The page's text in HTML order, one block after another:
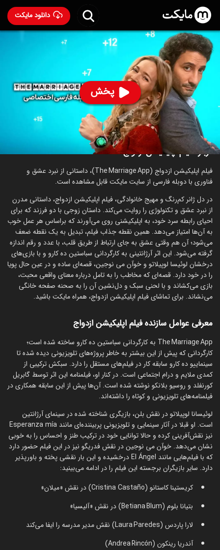
دانلود مایکت
پخش
فیلم اپلیکیشن ازدواج با دوبله فارسی
- The Marriage App
2022
۱۴۱ 62% ۵.۵
ساخت آرژانتین سال 2022
رده سنی ۱۸+
کمدی
عاشقانه
درباره فیلم اپلیکیشن ازدواج
فیلم اپلیکیشن ازدواج (The Marriage App)، داستانی از نبرد عشق و
فناوری با دوبله فارسی از سایت مایکت قابل مشاهده است.
در دل ژانر کم‌رنگ و مهیج خانوادگی، فیلم اپلیکیشن ازدواج، داستانی مدرن
از نبرد عشق و تکنولوژی را روایت می‌کند. داستان زوجی با دو فرزند که برای
احیای رابطه سرد خود، به اپلیکیشنی روی می‌آورند که براساس هر عمل خوب
به آن‌ها امتیاز می‌دهد. همین نقطه جذاب فیلم، تبدیل به یک نقطه ضعف
می‌شود؛ آن هم وقتی عشق به جای ارتباط از طریق قلب، با عدد و رقم اندازه
گرفته می‌شود. این اثر آرژانتینی به کارگردانی سباستین ده کارو و با بازی‌های
درخشان لوئیسا لوپیلاتو و خوآن می نوجین، قصه‌ای ساده و در عین حال پویا
را در خود دارد. قصه‌ای که مخاطب را به تامل درباره معنای واقعی محبت،
بازی می‌کشاند و با لحنی سبک و دل‌نشین آن را به صحنه صفحه خانگی
می‌نشاند. برای تماشای فیلم اپلیکیشن ازدواج، همراه مایکت باشید.
معرفی عوامل سازنده فیلم اپلیکیشن ازدواج
The Marriage App به کارگردانی سباستین ده کارو ساخته شده است؛
کارگردانی که پیش از این بیشتر به خاطر پروژه‌های تلویزیونی دیده شده تا
سینماییو ده کارو سابقه کار در فیلم‌های مستقل را دارد. سبکش ترکیبی از
کمدی ملایم و درام اجتماعی است. در کنار او، فیلمنامه این اثر توسط گابریل
کورنفلد و روسیو بلانکو نوشته شده است. آن‌ها پیش از این سابقه همکاری در
فیلمنامه‌های تلویزیونی و کوتاه را داشته‌اند.
لوئیسانا لوپیلاتو در نقش بلن، بازیگری شناخته شده در سینمای آرژانتین
است. او قبلا در آثار سینمایی و تلویزیونی پربیننده‌ای مانند Esperanza mía
نیز نقش‌آفرینی کرده و حالا توانایی خود در ترکیب طنز و احساس را به خوبی
نشان می‌دهد. خوآن می نوجین در نقش فدریگو نیز در این فیلم حضور دارد
که با فیلم‌هایی مانند El Ángel درخشیده و این بار نقشی پخته و باورپذیر
دارد. سایر بازیگران برجسته این فیلم را در ادامه می‌بینید:
کریستینا کاستانو (Cristina Castaño) در نقش «میلان»
بتیانا بلوم (Betiana Blum) در نقش «آلیسیا»
لارا پاردس (Laura Paredes) نقش مدیر مدرسه را ایفا می‌کند
آندریا رینکون (Andrea Rincón)